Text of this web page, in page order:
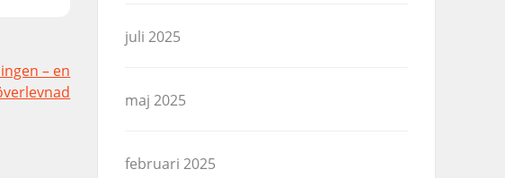
– en
juli 2025
maj 2025
februari 2025